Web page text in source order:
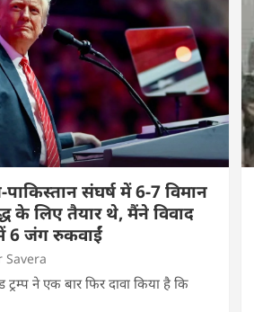
पाकिस्तान संघर्ष में 6-7 विमान
के लिए तैयार थे, मैंने विवाद
6 जंग रुकवाईं
Savera
ट्रम्प ने एक बार फिर दावा किया है कि